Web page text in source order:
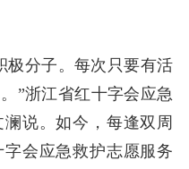
极分子。每次只要有活
”浙江省红十字会应急
说。如今，每逢双周
会应急救护志愿服务